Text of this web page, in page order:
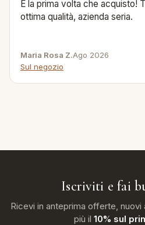
È la prima volta che acquisto!
ottima qualità, azienda seria.
Maria Rosa Z.Ago 2026
Sul negozio
Iscriviti e fai
Ricevi in anteprima offerte,
più il 10% sul